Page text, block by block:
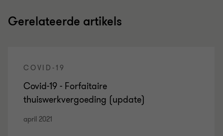
Gerelateerde artikels
COVID-19
Covid-19 - Forfaitaire
thuiswerkvergoeding (update)
april 2021